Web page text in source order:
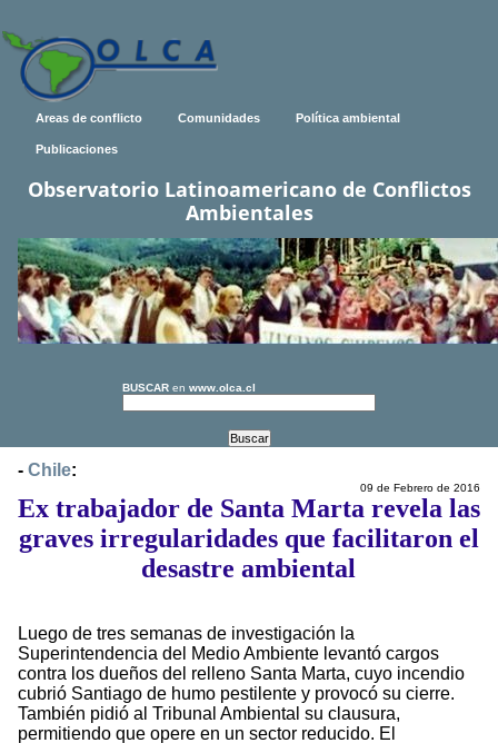
Areas de conflicto Comunidades Política ambiental
Publicaciones
Observatorio Latinoamericano de Conflictos
Ambientales
BUSCAR en www.olca.cl
- Chile:
09 de Febrero de 2016
Ex trabajador de Santa Marta revela las
graves irregularidades que facilitaron el
desastre ambiental
Luego de tres semanas de investigación la
Superintendencia del Medio Ambiente levantó cargos
contra los dueños del relleno Santa Marta, cuyo incendio
cubrió Santiago de humo pestilente y provocó su cierre.
También pidió al Tribunal Ambiental su clausura,
permitiendo que opere en un sector reducido. El